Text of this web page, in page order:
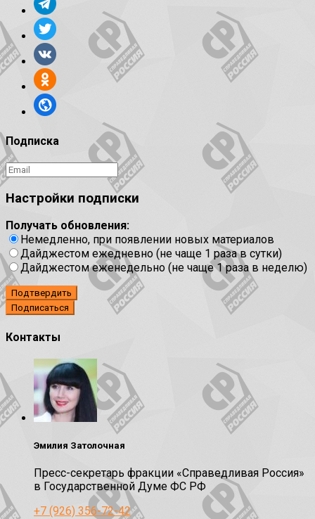
Подписка
Настройки подписки
Получать обновления:
Немедленно, при появлении новых материалов
Дайджестом ежедневно (не чаще 1 раза в сутки)
Дайджестом еженедельно (не чаще 1 раза в неделю)
Подтвердить
Контакты
Эмилия Затолочная
Пресс-секретарь фракции «Справедливая Россия»
в Государственной Думе ФС РФ
+7 (926) 356-72-42